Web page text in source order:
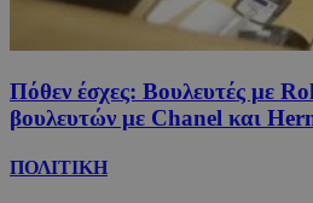
Πόθεν έσχες: Βουλευτές με
βουλευτών με Chanel και
ΠΟΛΙΤΙΚΗ